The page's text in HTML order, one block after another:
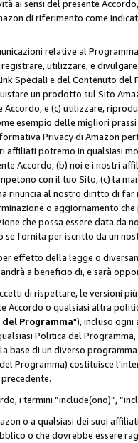
ai sensi del presente
di riferimento come
relative al
utilizzare, e
Speciali e del Contenuto
un prodotto sul Sito
e (c) utilizzare,
esempio delle migliori
Privacy di Amazon
affiliati potremo in qualsiasi
Accordo, (b) noi e i nostri
con il tuo Sito, (c) la
rinuncia al nostro diritto di
o aggiornamento
che possa essere data
se fornita per iscritto da un
effetto della legge o
a beneficio di, e sarà
di rispettare, le versioni
Accordo o qualsiasi altra
Programma"), incluso
Politica del
base di un diverso
Programma) costituisce
i termini “include(ono)”,
o a qualsiasi dei suoi
o che dovrebbe essere